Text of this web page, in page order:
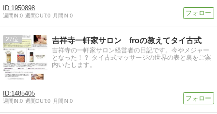
1950898
週間IN:0 週間OUT:0 月間IN:0
27 吉祥寺一軒家サロン froの教えてタイ古式
吉祥寺の一軒家サロン経営者の日記です。今やメジャー
となった！？ タイ古式マッサージの世界の表と裏をご案
内いたします。
1485405
週間IN:0 週間OUT:0 月間IN:0